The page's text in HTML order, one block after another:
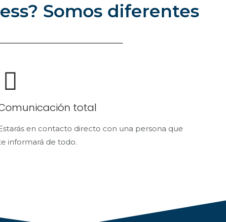
Somos diferentes
total
en contacto directo con una persona que
informará de todo.